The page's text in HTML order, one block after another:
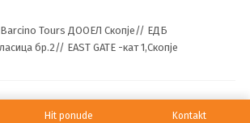
Barcino Tours ДООЕЛ Скопје// ЕДБ
бр.2// EAST GATE -кат 1,Скопје
Hit ponude Kontakt